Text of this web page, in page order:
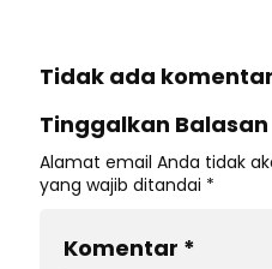
Tidak ada komentar
Tinggalkan Balasan
Alamat email Anda tidak
yang wajib ditandai *
Komentar *